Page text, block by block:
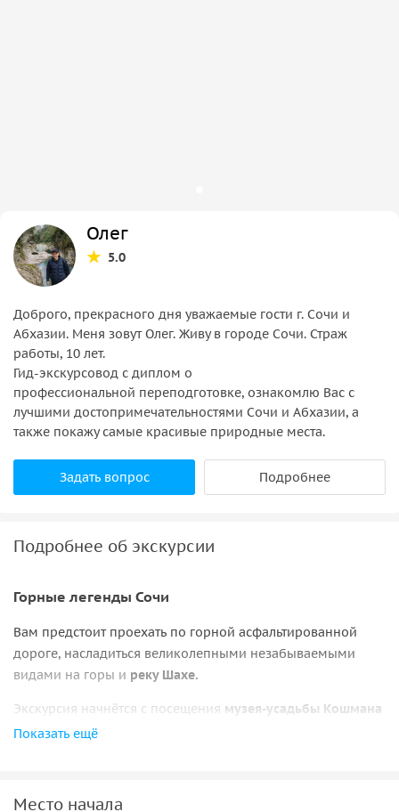
Олег
5.0
Доброго, прекрасного дня уважаемые гости г. Сочи и
Абхазии. Меня зовут Олег. Живу в городе Сочи. Страж
работы, 10 лет.
Гид-экскурсовод с диплом о
профессиональной переподготовке, ознакомлю Вас с
лучшими достопримечательностями Сочи и Абхазии, а
также покажу самые красивые природные места.
Задать вопрос Подробнее
Подробнее об экскурсии
Горные легенды Сочи
Вам предстоит проехать по горной асфальтированной
дороге, насладиться великолепными незабываемыми
видами на горы и реку Шахе.
Экскурсия начнётся с посещения музея-усадьбы Кошмана
— родоначальника Краснодарского края. Это небольшая
Показать ещё
Место начала